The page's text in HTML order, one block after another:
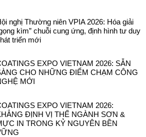
nghị Thường niên VPIA 2026: Hóa giải
kìm” chuỗi cung ứng, định hình tư duy
triển mới
EXPO VIETNAM 2026: SẴN
CHO NHỮNG ĐIỂM CHẠM CÔNG
MỚI
EXPO VIETNAM 2026:
ĐỊNH VỊ THẾ NGÀNH SƠN &
IN TRONG KỶ NGUYÊN BỀN